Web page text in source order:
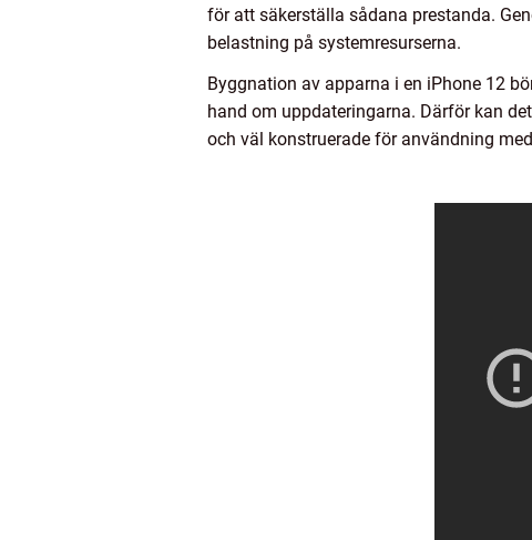
för att säkerställa sådana prestanda.
belastning på systemresurserna.
Byggnation av apparna i en iPhone 12
hand om uppdateringarna. Därför kan
och väl konstruerade för användning